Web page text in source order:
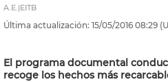
A.E.|EITB
Última actualización: 15/05/2016 08:29
El programa documental
recoge los hechos más